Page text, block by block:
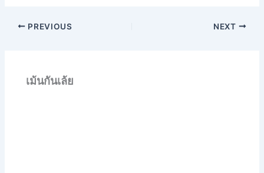
PREVIOUS NEXT
เม้นกันเล้ย